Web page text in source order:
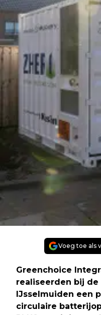
Voeg toe als
Greenchoice
realiseerden bij de
IJsselmuiden een
circulaire